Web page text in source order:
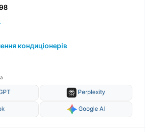
кондиціонерів
Perplexity
Google AI